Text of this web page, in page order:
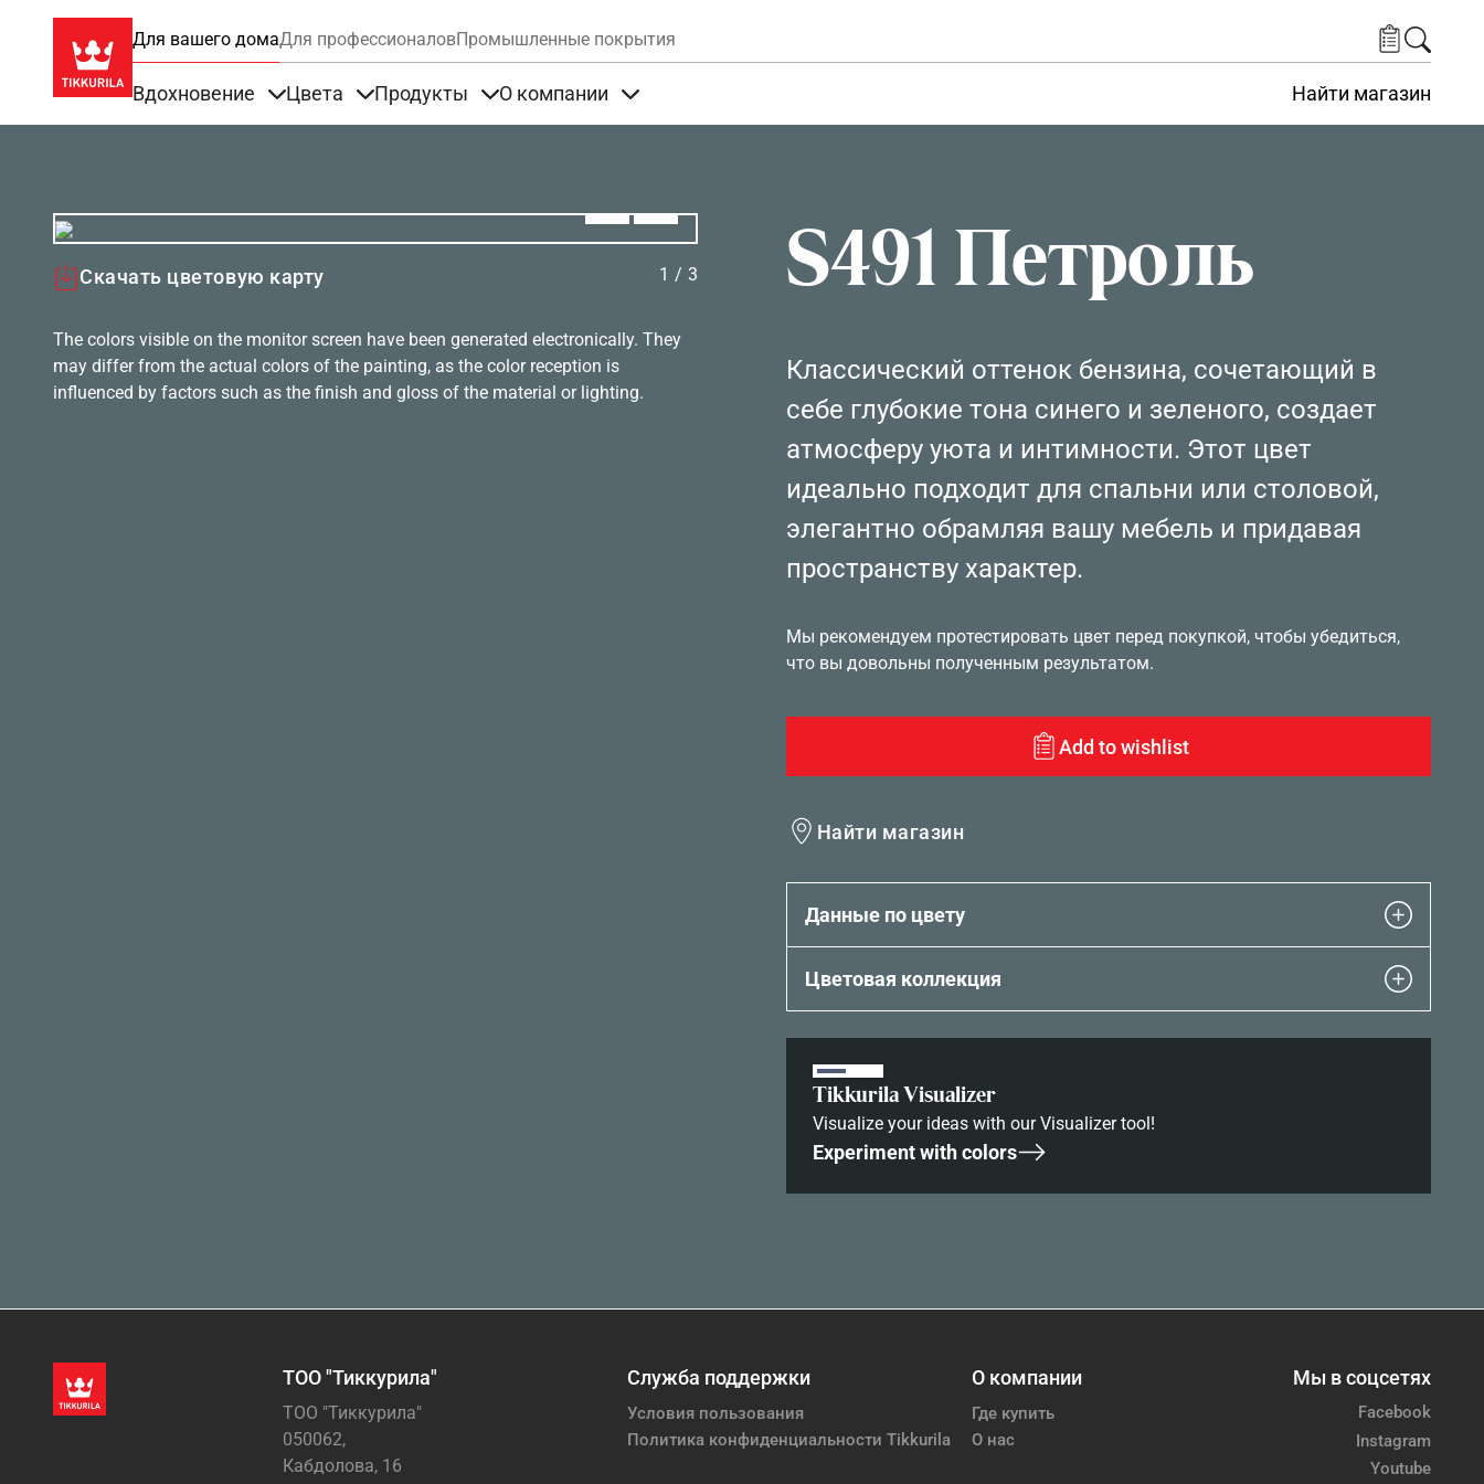
Для вашего домаДля профессионаловПромышленные покрытия
Вдохновение Цвета Продукты О компании Найти магазин
S491 Петроль
Скачать цветовую карту 1 / 3
The colors visible on the monitor screen have been generated electronically. They
may differ from the actual colors of the painting, as the color reception is
influenced by factors such as the finish and gloss of the material or lighting.
Классический оттенок бензина, сочетающий в
себе глубокие тона синего и зеленого, создает
атмосферу уюта и интимности. Этот цвет
идеально подходит для спальни или столовой,
элегантно обрамляя вашу мебель и придавая
пространству характер.
Мы рекомендуем протестировать цвет перед покупкой, чтобы убедиться,
что вы довольны полученным результатом.
Add to wishlist
Найти магазин
Данные по цвету
Цветовая коллекция
Tikkurila Visualizer
Visualize your ideas with our Visualizer tool!
Experiment with colors
ТОО "Тиккурила"
ТОО "Тиккурила"
050062,
Кабдолова, 16
Служба поддержки
Условия пользования
Политика конфиденциальности Tikkurila
О компании
Где купить
О нас
Мы в соцсетях
Facebook
Instagram
Youtube